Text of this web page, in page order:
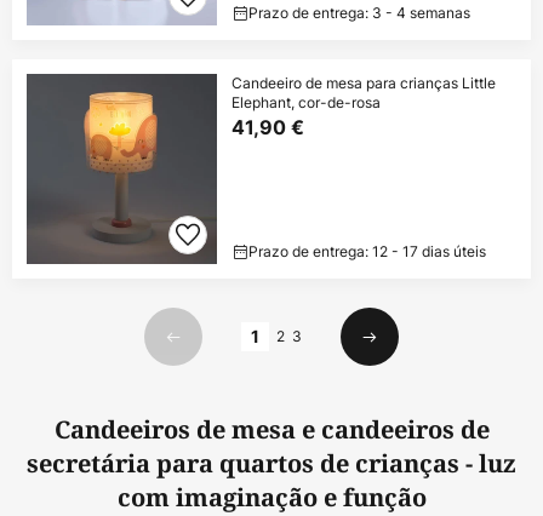
Prazo de entrega: 3 - 4 semanas
Candeeiro de mesa para crianças Little
Elephant, cor-de-rosa
41,90 €
Prazo de entrega: 12 - 17 dias úteis
Anterior
1 2 3
Seguinte
Candeeiros de mesa e candeeiros de
secretária para quartos de crianças - luz
com imaginação e função